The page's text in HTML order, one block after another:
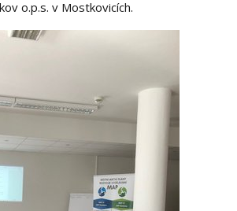
o.p.s. v Mostkovicích.